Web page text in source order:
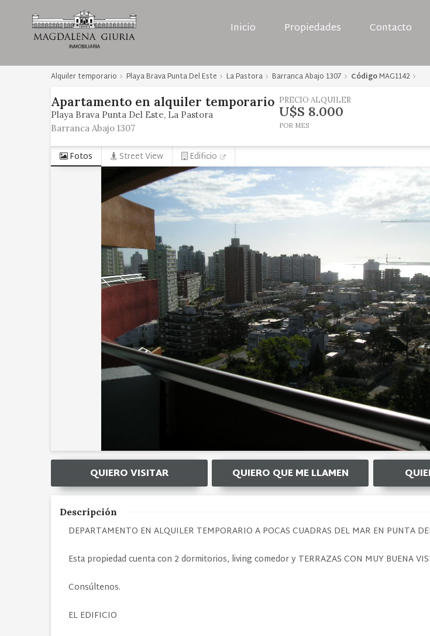
Inicio Propiedades Contacto
Alquiler temporario Playa Brava Punta Del Este La Pastora Barranca Abajo 1307 CódigoMAG1142
Apartamento en alquiler temporario
Playa Brava Punta Del Este La Pastora
Barranca Abajo 1307
PRECIO ALQUILER
U$S 8.000
POR MES
Fotos Street View Edificio
QUIERO VISITAR QUIERO QUE ME LLAMEN
Descripción
DEPARTAMENTO EN ALQUILER TEMPORARIO A POCAS CUADRAS DEL MAR EN PUNTA
Esta propiedad cuenta con 2 dormitorios, living comedor y TERRAZAS CON MUY BUENA
Consúltenos.
EL EDIFICIO